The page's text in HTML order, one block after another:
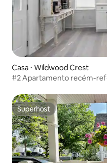
Casa ⋅ Wildwood Crest
#2 Apartamento recém-
Superhost
Superhost